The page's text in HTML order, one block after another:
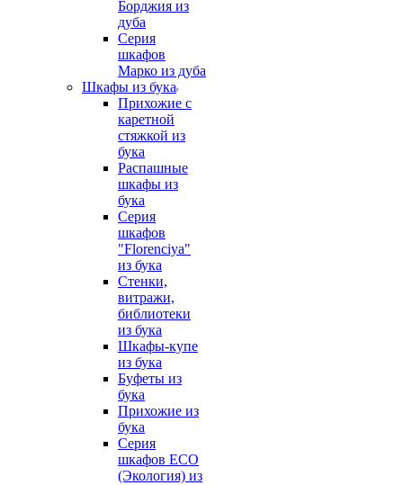
Борджия из
дуба
Серия
шкафов
Марко из дуба
Шкафы из бука
Прихожие с
каретной
стяжкой из
бука
Распашные
шкафы из
бука
Серия
шкафов
"Florenciya"
из бука
Стенки,
витражи,
библиотеки
из бука
Шкафы-купе
из бука
Буфеты из
бука
Прихожие из
бука
Серия
шкафов ECO
(Экология) из